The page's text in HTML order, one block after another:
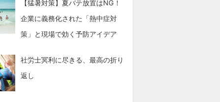
【猛暑対策】夏バテ放置はNG！
企業に義務化された「熱中症対
策」と現場で効く予防アイデア
社労士冥利に尽きる、最高の折り
返し